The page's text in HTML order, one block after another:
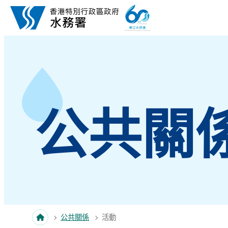
跳至內容
公共關
公共關係 活動